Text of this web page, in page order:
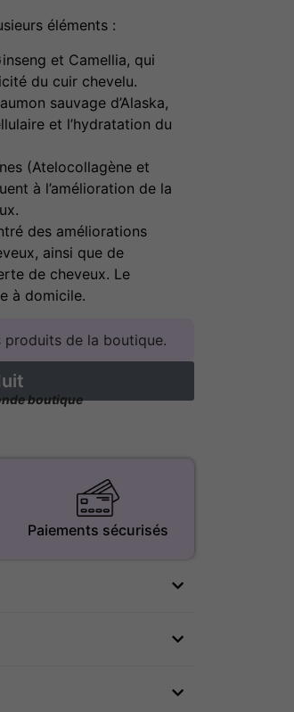
éléments :
et Camellia, qui
du cuir chevelu.
sauvage d’Alaska,
et l’hydratation du
(Atelocollagène et
à l’amélioration de la
.
des améliorations
ainsi que de
de cheveux. Le
à domicile.
produits de la boutique.
boutique
Paiements sécurisés